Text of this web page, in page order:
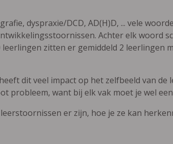
dyspraxie/DCD, AD(H)D, ... vele
Achter elk woord
zitten er gemiddeld 2 leerlingen
dit veel impact op het zelfbeeld van de
probleem, want bij elk vak moet je wel
er zijn, hoe je ze kan